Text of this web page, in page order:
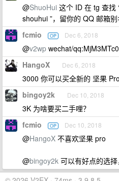
@ShuoHui 这个 ID 在 tg 查找
shouhui ”，留你的 QQ 邮箱别
fcmio OP Dec 6, 2018
@v2wp wechat/
HangoX Dec 6, 2018
3000 你可以买全新的 坚果 Pro
bingoy2k Dec 10, 2018
3K 为啥要买二手哩？
fcmio OP Dec 10, 2018
@HangoX 不喜欢坚果 pro
@bingoy2k 可以有好点的选